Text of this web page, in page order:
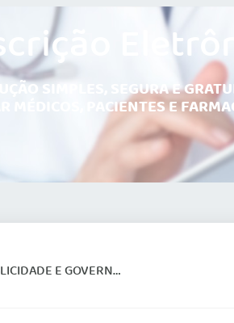
SIMPLES, SEGURA E
MÉDICOS, PACIENTES E
E GOVERNANÇA